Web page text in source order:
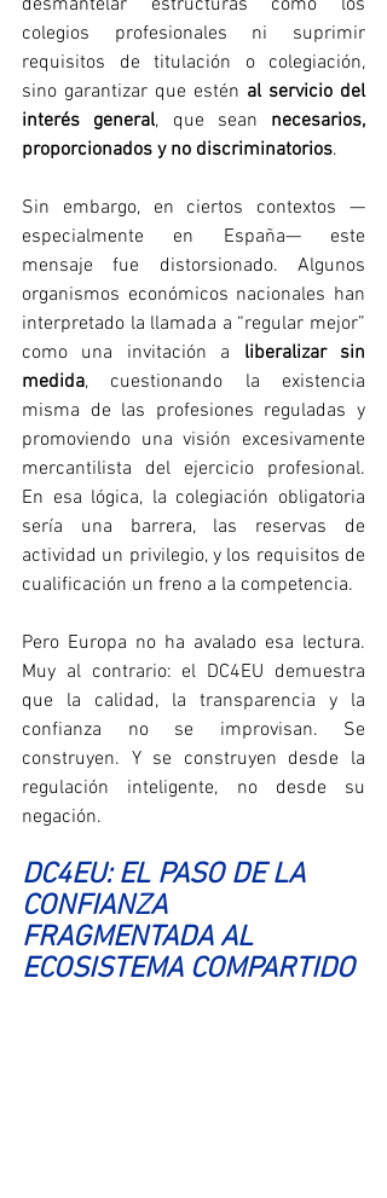
colegios profesionales ni suprimir
requisitos de titulación o colegiación,
sino garantizar que estén al servicio del
interés general, que sean necesarios,
proporcionados y no discriminatorios.
Sin embargo, en ciertos contextos —
especialmente en España— este
mensaje fue distorsionado. Algunos
organismos económicos nacionales han
interpretado la llamada a “regular mejor”
como una invitación a liberalizar sin
medida, cuestionando la existencia
misma de las profesiones reguladas y
promoviendo una visión excesivamente
mercantilista del ejercicio profesional.
En esa lógica, la colegiación obligatoria
sería una barrera, las reservas de
actividad un privilegio, y los requisitos de
cualificación un freno a la competencia.
Pero Europa no ha avalado esa lectura.
Muy al contrario: el DC4EU demuestra
que la calidad, la transparencia y la
confianza no se improvisan. Se
construyen. Y se construyen desde la
regulación inteligente, no desde su
negación.
DC4EU: EL PASO DE LA
CONFIANZA
FRAGMENTADA AL
ECOSISTEMA COMPARTIDO